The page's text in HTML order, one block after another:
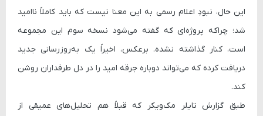
این حال، نبودِ اعلام رسمی به این معنا نیست که باید کاملاً ناامید
شد؛ چراکه پروژه‌ای که گفته می‌شود نسخه سوم این مجموعه
است، کنار گذاشته نشده. برعکس، اخیراً یک به‌روزرسانی جدید
دریافت کرده که می‌تواند دوباره جرقه امید را در دل طرفداران روشن
کند.
طبق گزارش تایلر مک‌ویکر
که قبلاً هم تحلیل‌های عمیقی از